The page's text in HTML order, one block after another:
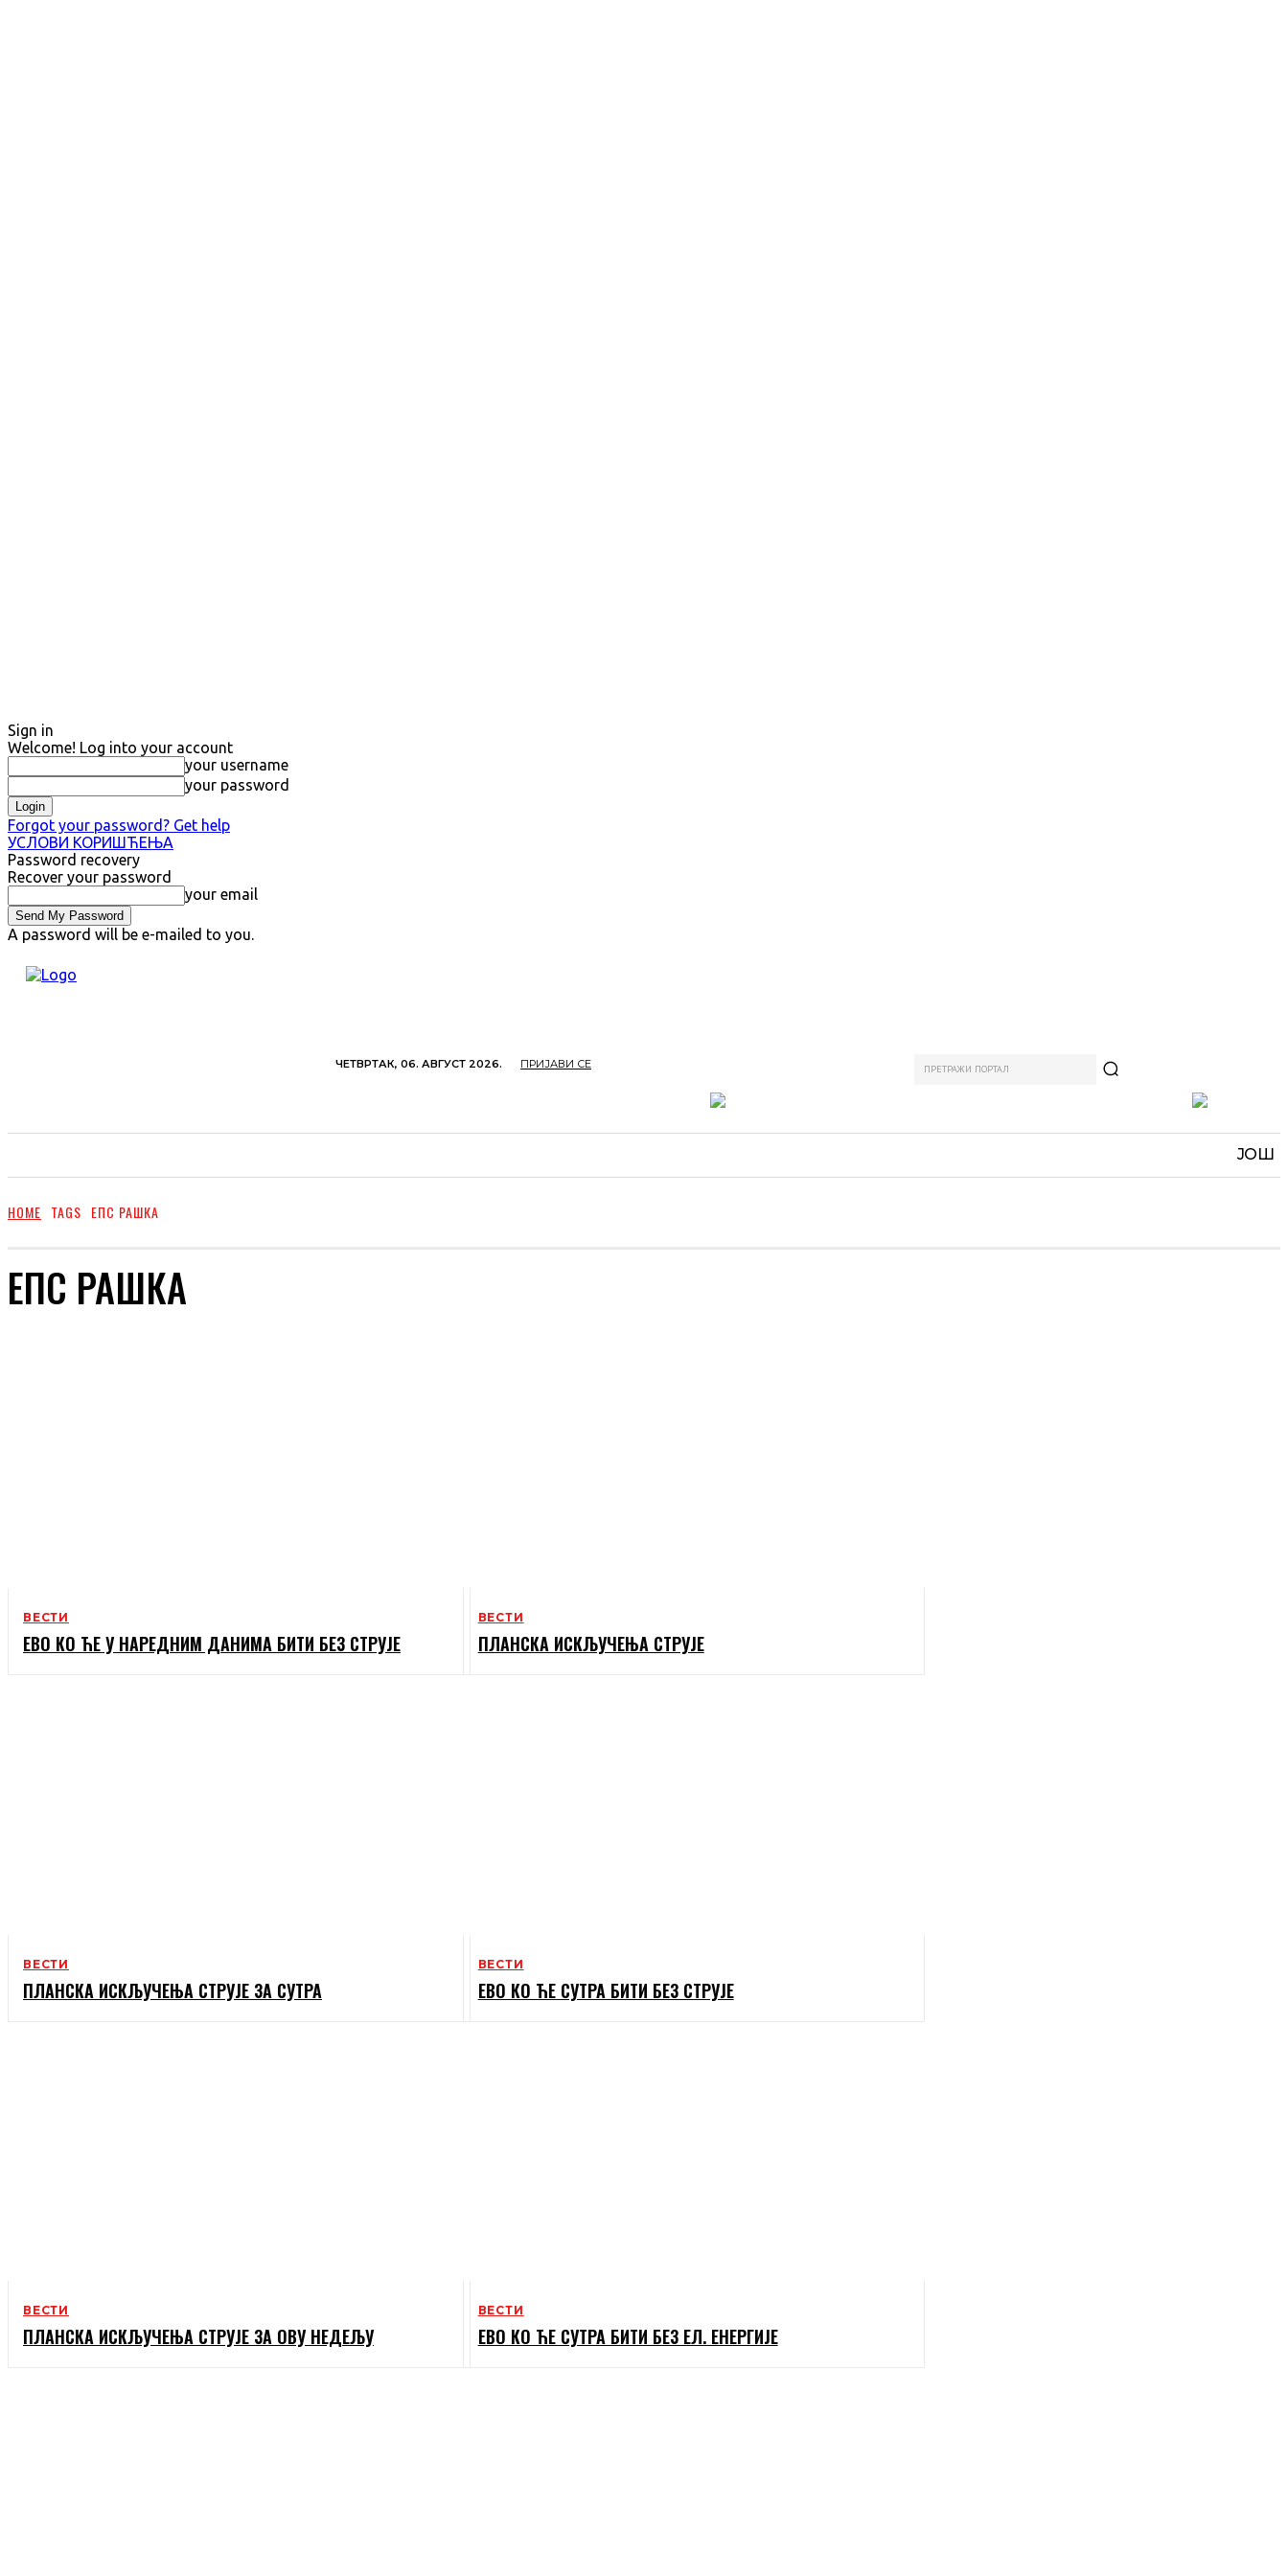
Sign in
Welcome! Log into your account
your username
your password
Forgot your password? Get help
УСЛОВИ КОРИШЋЕЊА
Password recovery
Recover your password
your email
A password will be e-mailed to you.
ЧЕТВРТАК, 06. АВГУСТ 2026. ПРИЈАВИ СЕ ПРЕТРАЖИ ПОРТАЛ
ЈОШ
HOME TAGS ЕПС РАШКА
ЕПС РАШКА
ВЕСТИ
ЕВО КО ЋЕ У НАРЕДНИМ ДАНИМА БИТИ БЕЗ СТРУЈЕ
ВЕСТИ
ПЛАНСКА ИСКЉУЧЕЊА СТРУЈЕ
ВЕСТИ
ПЛАНСКА ИСКЉУЧЕЊА СТРУЈЕ ЗА СУТРА
ВЕСТИ
ЕВО КО ЋЕ СУТРА БИТИ БЕЗ СТРУЈЕ
ВЕСТИ
ПЛАНСКА ИСКЉУЧЕЊА СТРУЈЕ ЗА ОВУ НЕДЕЉУ
ВЕСТИ
ЕВО КО ЋЕ СУТРА БИТИ БЕЗ ЕЛ. ЕНЕРГИЈЕ